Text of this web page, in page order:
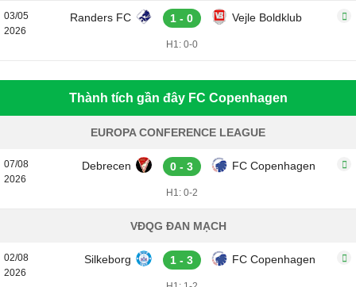
03/05
2026
Randers FC 1 - 0 Vejle Boldklub
H1: 0-0
Thành tích gần đây FC Copenhagen
EUROPA CONFERENCE LEAGUE
07/08
2026
Debrecen 0 - 3 FC Copenhagen
H1: 0-2
VĐQG ĐAN MẠCH
02/08
2026
Silkeborg 1 - 3 FC Copenhagen